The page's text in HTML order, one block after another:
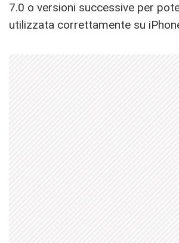
7.0 o versioni successive per
utilizzata correttamente su